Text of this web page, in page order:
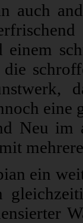
auch
einem
Neu im
ein